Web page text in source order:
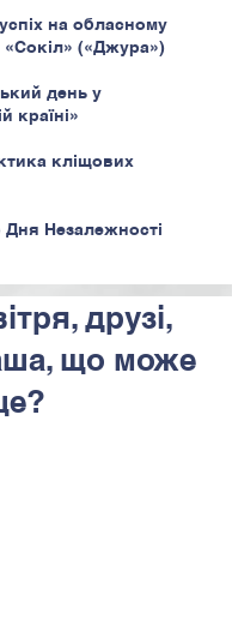
на обласному
«Сокіл» («Джура»)
день у
країні»
кліщових
Дня Незалежності
друзі,
що може